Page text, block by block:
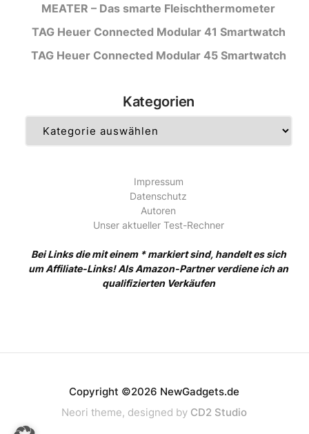
MEATER – Das smarte Fleischthermometer
TAG Heuer Connected Modular 41 Smartwatch
TAG Heuer Connected Modular 45 Smartwatch
Kategorien
Impressum
Datenschutz
Autoren
Unser aktueller Test-Rechner
Bei Links die mit einem * markiert sind, handelt es sich
um Affiliate-Links! Als Amazon-Partner verdiene ich an
qualifizierten Verkäufen
Copyright ©2026 NewGadgets.de
Neori theme, designed by CD2 Studio